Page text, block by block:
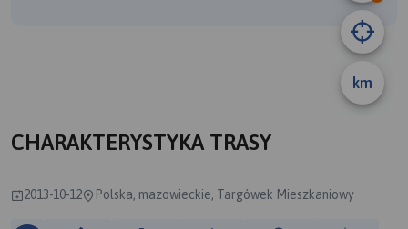
km
CHARAKTERYSTYKA TRASY
2013-10-12 Polska, mazowieckie, Targówek Mieszkaniowy